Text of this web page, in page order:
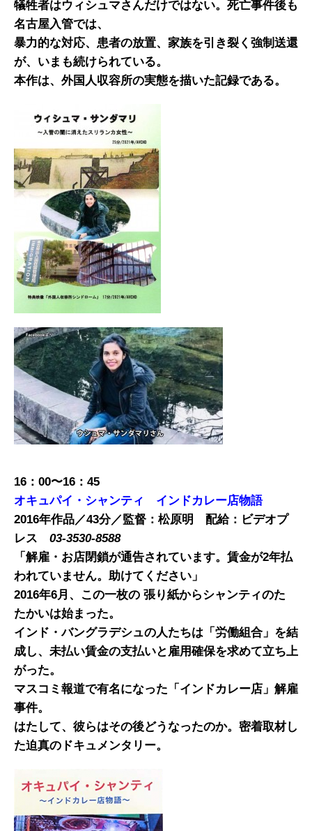
犠牲者はウィシュマさんだけではない。死亡事件後も
名古屋入管では、
暴力的な対応、患者の放置、家族を引き裂く強制送還
が、いまも続けられている。
本作は、外国人収容所の実態を描いた記録である。
16 ： 00〜16 ： 45
オキュパイ・シャンティ インドカレー店物語
2016年作品／43分／監督 ： 松原明 配給：ビデオプ
レス 03-3530-8588
「解雇・お店閉鎖が通告されています。賃金が2年払
われていません。助けてください 」
2016年6月、この一枚の 張り紙からシャンティのた
たかいは始まった。
インド・バングラデシュの人たちは「労働組合」を結
成し、未払い賃金の支払いと雇用確保を求めて立ち上
がった。
マスコミ報道で有名になった 「インドカレー店」解雇
事件。
はたして、彼らはその後どうなったのか。密着取材し
た迫真のドキュメンタリー。